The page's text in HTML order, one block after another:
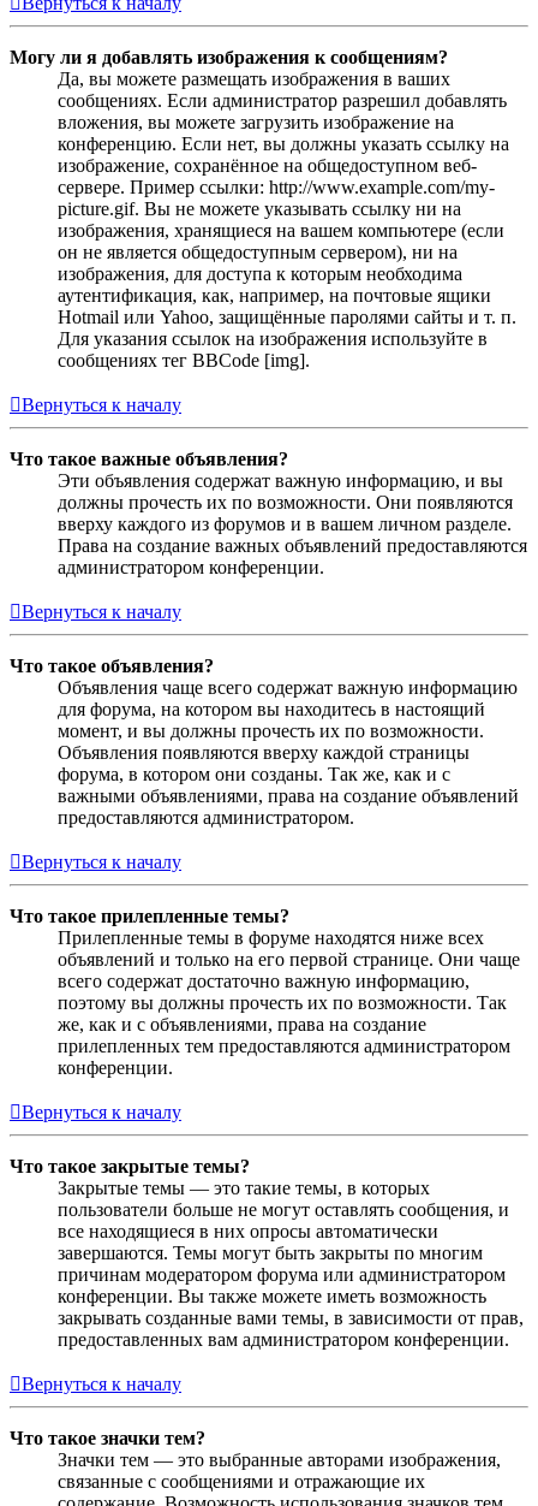
Могу ли я добавлять изображения к сообщениям?
Да, вы можете размещать изображения в ваших
сообщениях. Если администратор разрешил добавлять
вложения, вы можете загрузить изображение на
конференцию. Если нет, вы должны указать ссылку на
изображение, сохранённое на общедоступном веб-
сервере. Пример ссылки: http://www.example.com/my-
picture.gif. Вы не можете указывать ссылку ни на
изображения, хранящиеся на вашем компьютере (если
он не является общедоступным сервером), ни на
изображения, для доступа к которым необходима
аутентификация, как, например, на почтовые ящики
Hotmail или Yahoo, защищённые паролями сайты и т. п.
Для указания ссылок на изображения используйте в
сообщениях тег BBCode [img].
Вернуться к началу
Что такое важные объявления?
Эти объявления содержат важную информацию, и вы
должны прочесть их по возможности. Они появляются
вверху каждого из форумов и в вашем личном разделе.
Права на создание важных объявлений предоставляются
администратором конференции.
Вернуться к началу
Что такое объявления?
Объявления чаще всего содержат важную информацию
для форума, на котором вы находитесь в настоящий
момент, и вы должны прочесть их по возможности.
Объявления появляются вверху каждой страницы
форума, в котором они созданы. Так же, как и с
важными объявлениями, права на создание объявлений
предоставляются администратором.
Вернуться к началу
Что такое прилепленные темы?
Прилепленные темы в форуме находятся ниже всех
объявлений и только на его первой странице. Они чаще
всего содержат достаточно важную информацию,
поэтому вы должны прочесть их по возможности. Так
же, как и с объявлениями, права на создание
прилепленных тем предоставляются администратором
конференции.
Вернуться к началу
Что такое закрытые темы?
Закрытые темы — это такие темы, в которых
пользователи больше не могут оставлять сообщения, и
все находящиеся в них опросы автоматически
завершаются. Темы могут быть закрыты по многим
причинам модератором форума или администратором
конференции. Вы также можете иметь возможность
закрывать созданные вами темы, в зависимости от прав,
предоставленных вам администратором конференции.
Вернуться к началу
Что такое значки тем?
Значки тем — это выбранные авторами изображения,
связанные с сообщениями и отражающие их